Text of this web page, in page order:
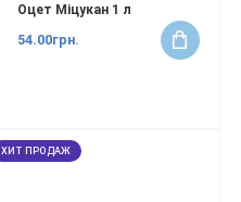
Оцет Міцукан 1 л
54.00грн.
ХИТ ПРОДАЖ